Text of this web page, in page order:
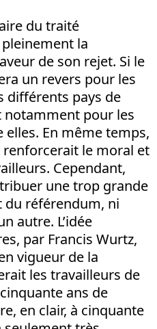
du traité
la
de son rejet. Si le
un revers pour les
différents pays de
notamment pour les
elles. En même temps,
renforcerait le moral et
Cependant,
une trop grande
référendum, ni
autre. L’idée
par Francis Wurtz,
vigueur de la
les travailleurs de
ans de
en clair, à cinquante